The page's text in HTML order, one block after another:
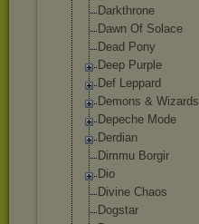
Darkthrone
Dawn Of Solace
Dead Pony
Deep Purple
Def Leppard
Demons & Wizards
Depeche Mode
Derdian
Dimmu Borgir
Dio
Divine Chaos
Dogstar